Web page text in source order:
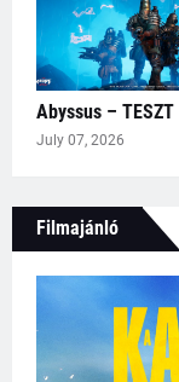
Abyssus – TESZT
July 07, 2026
Filmajánló